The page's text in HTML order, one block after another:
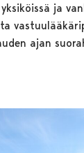
ja
ajan